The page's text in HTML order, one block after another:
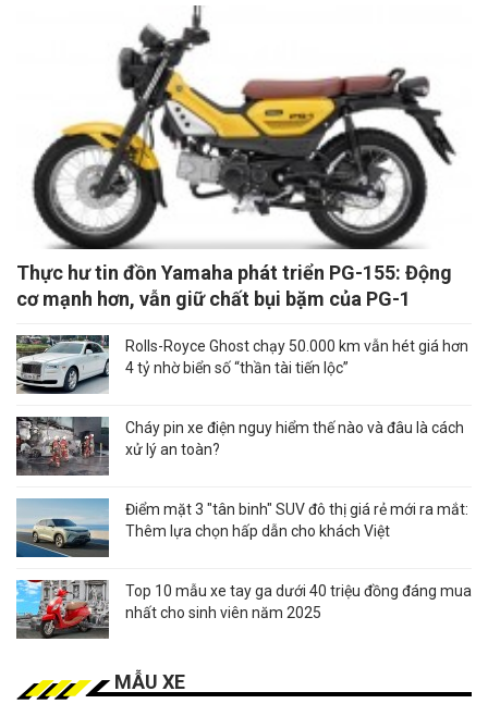
Thực hư tin đồn Yamaha phát triển PG-155: Động
cơ mạnh hơn, vẫn giữ chất bụi bặm của PG-1
Rolls-Royce Ghost chạy 50.000 km vẫn hét giá hơn
4 tỷ nhờ biển số “thần tài tiến lộc”
Cháy pin xe điện nguy hiểm thế nào và đâu là cách
xử lý an toàn?
Điểm mặt 3 "tân binh" SUV đô thị giá rẻ mới ra mắt:
Thêm lựa chọn hấp dẫn cho khách Việt
Top 10 mẫu xe tay ga dưới 40 triệu đồng đáng mua
nhất cho sinh viên năm 2025
MẪU XE